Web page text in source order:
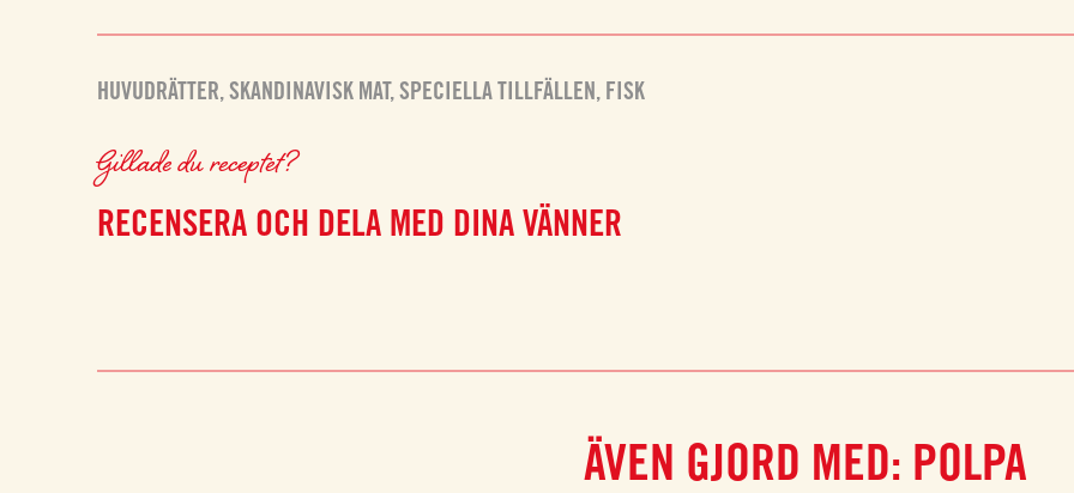
HUVUDRÄTTER,SKANDINAVISK MAT,SPECIELLA TILLFÄLLEN, FISK
Gillade du receptet?
RECENSERA OCH DELA MED DINA VÄNNER
ÄVEN GJORD MED: POLPA